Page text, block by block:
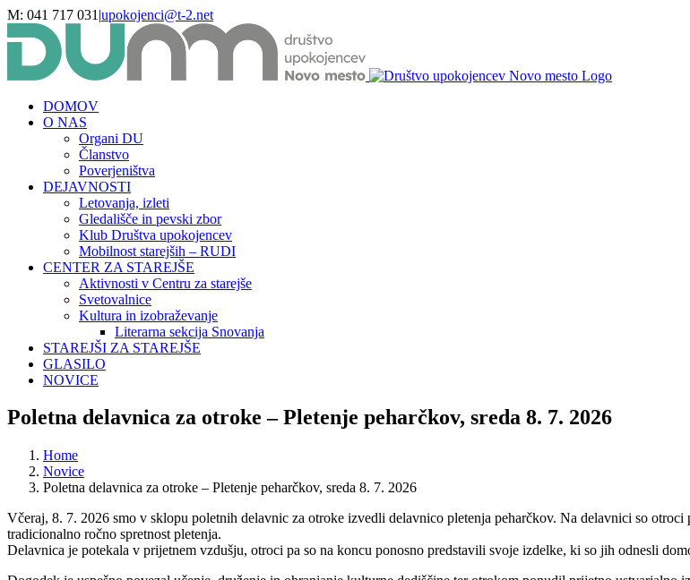
Skip
content
M: 041 717 031 |upokojenci@t-2.net
Facebook
Facebook
DOMOV
O NAS
Organi DU
Članstvo
Poverjeništva
DEJAVNOSTI
Letovanja, izleti
Gledališče in pevski zbor
Klub Društva upokojencev
Mobilnost starejših – RUDI
CENTER ZA STAREJŠE
Aktivnosti v Centru za starejše
Svetovalnice
Kultura in izobraževanje
Literarna sekcija Snovanja
STAREJŠI ZA STAREJŠE
GLASILO
NOVICE
Poletna delavnica za otroke – Pletenje peharčkov, sreda 8. 7. 2026
Home
Novice
Poletna delavnica za otroke – Pletenje peharčkov, sreda 8. 7. 2026
Včeraj, 8. 7. 2026 smo v sklopu poletnih delavnic za otroke izvedli delavnico pletenja peharčkov. Na delavnici so
tradicionalno ročno spretnost pletenja.
Delavnica je potekala v prijetnem vzdušju, otroci pa so na koncu ponosno predstavili svoje izdelke, ki so jih odnesli